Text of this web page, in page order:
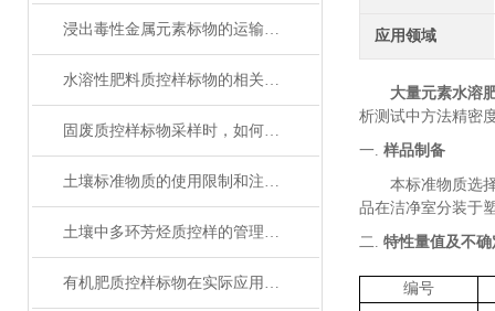
浸出毒性金属元素标物的运输与储存
水溶性肥料质控样标物的相关知识普及
固废质控样标物采样时，如何避免错误
土壤标准物质的使用限制和注意事项
土壤中多环芳烃质控样的管理策略
有机肥质控样标物在实际应用中的标准化问题
应用领域
大量元素水溶
析测试中方法精密
一. 样品制备
本标准物质选
品在洁净室分装于
二. 特性量值及不确
编号